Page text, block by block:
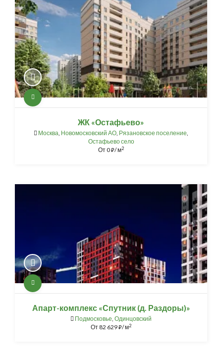
ЖК «Остафьево»
Москва, Новомосковский АО, Рязановское поселение,
Остафьево село
От0⃏/ м2
Апарт-комплекс «Спутник (д. Раздоры)»
Подмосковье, Одинцовский
От 82 629⃏/ м2